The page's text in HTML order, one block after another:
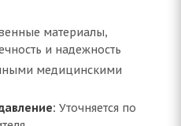
материалы,
и надежность
медицинскими
Уточняется по